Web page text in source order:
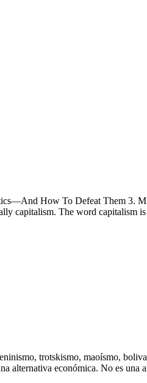
How To Defeat Them 3.
capitalism. The word capitalism
trotskismo, maoísmo,
alternativa económica. No es